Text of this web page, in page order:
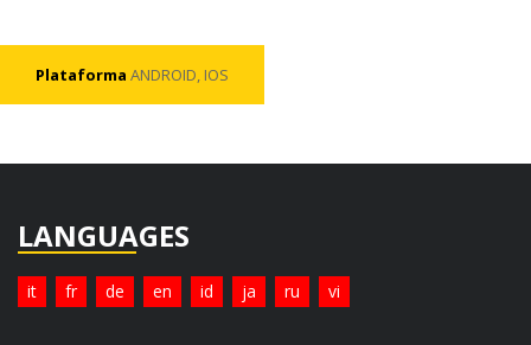
Plataforma ANDROID, IOS
LANGUAGES
it fr de en id ja ru vi